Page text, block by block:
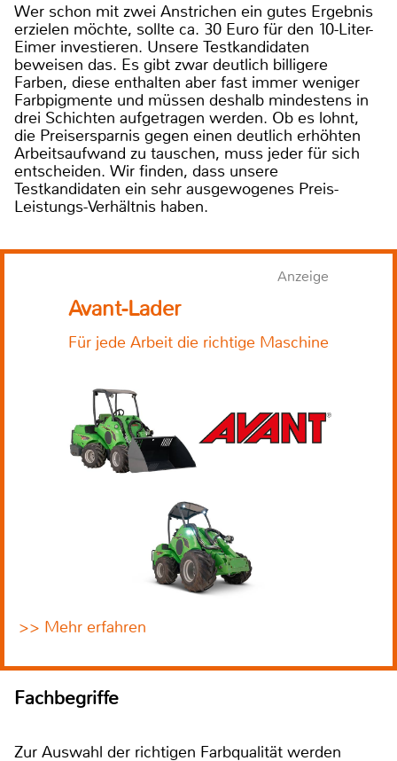
Wer schon mit zwei Anstrichen ein gutes Ergebnis
erzielen möchte, sollte ca. 30 Euro für den 10-Liter-
Eimer investieren. Unsere Testkandidaten
beweisen das. Es gibt zwar deutlich billigere
Farben, diese enthalten aber fast immer weniger
Farbpigmente und müssen deshalb mindestens in
drei Schichten aufgetragen werden. Ob es lohnt,
die Preisersparnis gegen einen deutlich erhöhten
Arbeitsaufwand zu tauschen, muss jeder für sich
entscheiden. Wir finden, dass unsere
Testkandidaten ein sehr ausgewogenes Preis-
Leistungs-Verhältnis haben.
Anzeige
Avant-Lader
Für jede Arbeit die richtige Maschine
>> Mehr erfahren
Fachbegriffe
Zur Auswahl der richtigen Farbqualität werden